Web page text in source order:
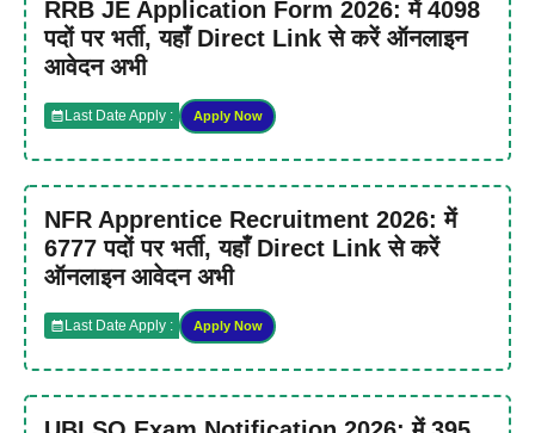
RRB JE Application Form 2026: में 4098
पदों पर भर्ती, यहाँ Direct Link से करें ऑनलाइन
आवेदन अभी
Last Date Apply : Apply Now
NFR Apprentice Recruitment 2026: में
6777 पदों पर भर्ती, यहाँ Direct Link से करें
ऑनलाइन आवेदन अभी
Last Date Apply : Apply Now